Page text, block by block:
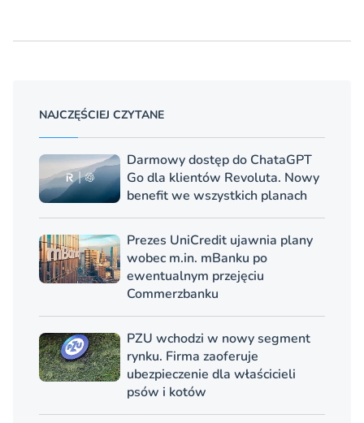
NAJCZĘŚCIEJ CZYTANE
Darmowy dostęp do ChataGPT
Go dla klientów Revoluta. Nowy
benefit we wszystkich planach
Prezes UniCredit ujawnia plany
wobec m.in. mBanku po
ewentualnym przejęciu
Commerzbanku
PZU wchodzi w nowy segment
rynku. Firma zaoferuje
ubezpieczenie dla właścicieli
psów i kotów